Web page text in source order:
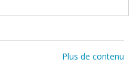
Plus de contenu